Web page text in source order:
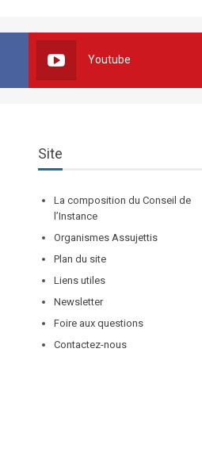
Youtube
Site
La composition du Conseil de
l’Instance
Organismes Assujettis
Plan du site
Liens utiles
Newsletter
Foire aux questions
Contactez-nous